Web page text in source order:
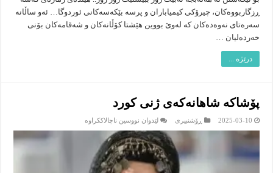
ڕزگاربووه‌كان، چیرۆكی كیمیاباران و پرسه‌ بێكه‌سه‌كانی ئوردوگا… ئه‌و ساڵانه‌
سه‌ره‌تای‌ نه‌وه‌ده‌كان كه‌ له‌وێ‌ بووین هێشتا كۆڵانه‌كان و شه‌قامه‌كان بۆنی
خه‌رده‌لیان …
درێژە ...
پۆشاكە شاهانەكەی ژنی كورد
2025-03-10 ڕۆشنبیرى لێدوان نووسین ناچالاککراوە